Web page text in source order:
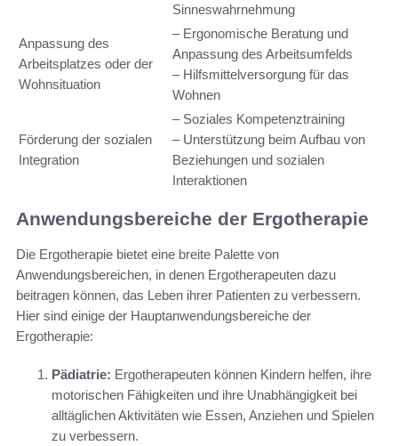
Sinneswahrnehmung
Anpassung des
Arbeitsplatzes oder der
Wohnsituation
– Ergonomische Beratung und
Anpassung des Arbeitsumfelds
– Hilfsmittelversorgung für das
Wohnen
Förderung der sozialen
Integration
– Soziales Kompetenztraining
– Unterstützung beim Aufbau von
Beziehungen und sozialen
Interaktionen
Anwendungsbereiche der Ergotherapie
Die Ergotherapie bietet eine breite Palette von
Anwendungsbereichen, in denen Ergotherapeuten dazu
beitragen können, das Leben ihrer Patienten zu verbessern.
Hier sind einige der Hauptanwendungsbereiche der
Ergotherapie:
Pädiatrie: Ergotherapeuten können Kindern helfen, ihre
motorischen Fähigkeiten und ihre Unabhängigkeit bei
alltäglichen Aktivitäten wie Essen, Anziehen und Spielen
zu verbessern.